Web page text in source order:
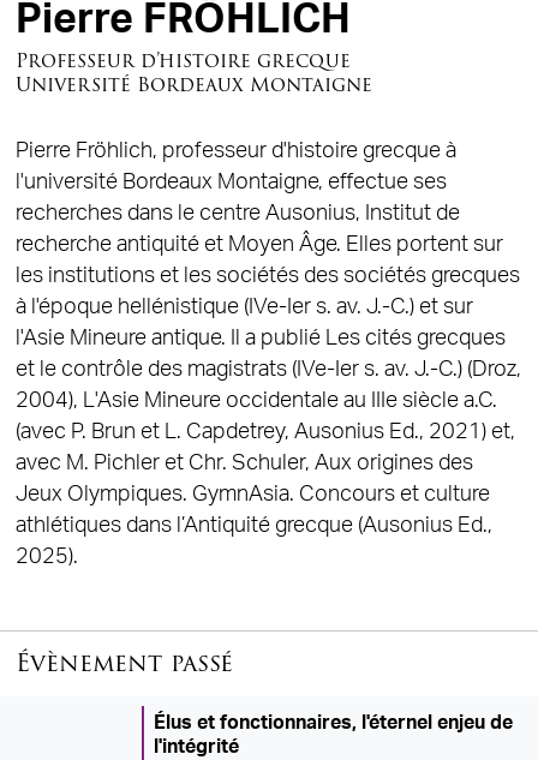
Pierre FRÖHLICH
Professeur d’histoire grecque
Université Bordeaux Montaigne
Pierre Fröhlich, professeur d'histoire grecque à
l'université Bordeaux Montaigne, effectue ses
recherches dans le centre Ausonius, Institut de
recherche antiquité et Moyen Âge. Elles portent sur
les institutions et les sociétés des sociétés grecques
à l'époque hellénistique (IVe-Ier s. av. J.-C.) et sur
l'Asie Mineure antique. Il a publié Les cités grecques
et le contrôle des magistrats (IVe-Ier s. av. J.-C.) (Droz,
2004), L'Asie Mineure occidentale au IIIe siècle a.C.
(avec P. Brun et L. Capdetrey, Ausonius Ed., 2021) et,
avec M. Pichler et Chr. Schuler, Aux origines des
Jeux Olympiques. GymnAsia. Concours et culture
athlétiques dans l’Antiquité grecque (Ausonius Ed.,
2025).
Évènement passé
Élus et fonctionnaires, l'éternel enjeu de
l'intégrité